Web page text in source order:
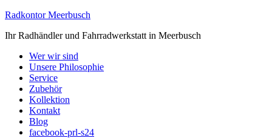
Radkontor Meerbusch
Ihr Radhändler und Fahrradwerkstatt in Meerbusch
Wer wir sind
Unsere Philosophie
Service
Zubehör
Kollektion
Kontakt
Blog
facebook-prl-s24